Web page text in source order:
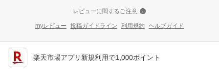
レビューに関するご注意
myレビュー 投稿ガイドライン 利用規約 ヘルプガイド
楽天市場アプリ新規利用で1,000ポイント